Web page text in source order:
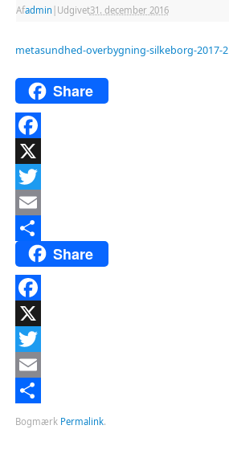
Afadmin Udgivet31. december 2016
metasundhed-overbygning-silkeborg-2017-2
Share
Facebook
X
Twitter
Email
Del
Share
Facebook
X
Twitter
Email
Del
Bogmærk Permalink.